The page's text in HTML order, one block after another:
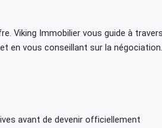
Viking Immobilier vous guide à
en vous conseillant sur la négociation.
avant de devenir officiellement